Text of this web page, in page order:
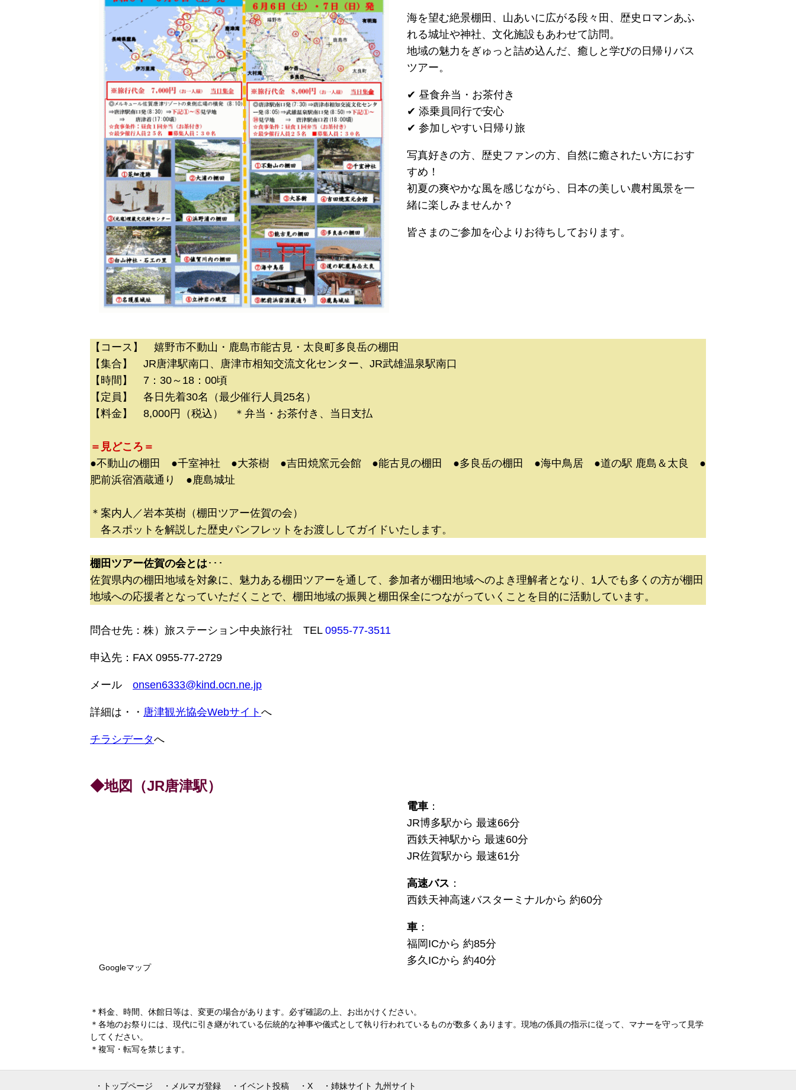
海を望む絶景棚田、山あいに広がる段々田、歴史ロマンあふ
れる城址や神社、文化施設もあわせて訪問。
地域の魅力をぎゅっと詰め込んだ、癒しと学びの日帰りバス
ツアー。
✔ 昼食弁当・お茶付き
✔ 添乗員同行で安心
✔ 参加しやすい日帰り旅
写真好きの方、歴史ファンの方、自然に癒されたい方におす
すめ！
初夏の爽やかな風を感じながら、日本の美しい農村風景を一
緒に楽しみませんか？
皆さまのご参加を心よりお待ちしております。
【コース】 嬉野市不動山・鹿島市能古見・太良町多良岳の棚田
【集合】 JR唐津駅南口、唐津市相知交流文化センター、JR武雄温泉駅南口
【時間】 7：30～18：00頃
【定員】 各日先着30名（最少催行人員25名）
【料金】 8,000円（税込） ＊弁当・お茶付き、当日支払
＝見どころ＝
●不動山の棚田 ●千室神社 ●大茶樹 ●吉田焼窯元会館 ●能古見の棚田 ●多良岳の棚田 ●海中鳥居 ●道の駅 鹿島＆太良 ●
肥前浜宿酒蔵通り ●鹿島城址
＊案内人／岩本英樹（棚田ツアー佐賀の会）
各スポットを解説した歴史パンフレットをお渡ししてガイドいたします。
棚田ツアー佐賀の会とは･･･
佐賀県内の棚田地域を対象に、魅力ある棚田ツアーを通して、参加者が棚田地域へのよき理解者となり、1人でも多くの方が棚田
地域への応援者となっていただくことで、棚田地域の振興と棚田保全につながっていくことを目的に活動しています。
問合せ先：株）旅ステーション中央旅行社 TEL 0955-77-3511
申込先：FAX 0955-77-2729
メール onsen6333@kind.ocn.ne.jp
詳細は・・ 唐津観光協会Webサイト へ
チラシデータへ
◆地図（JR唐津駅）
Googleマップ
電車 ：
JR博多駅から 最速66分
西鉄天神駅から 最速60分
JR佐賀駅から 最速61分
高速バス ：
西鉄天神高速バスターミナルから 約60分
車 ：
福岡ICから 約85分
多久ICから 約40分
＊料金、時間、休館日等は、変更の場合があります。必ず確認の上、お出かけください。
＊各地のお祭りには、現代に引き継がれている伝統的な神事や儀式として執り行われているものが数多くあります。現地の係員の指示に従って、マナーを守って見学
してください。
＊複写・転写を禁じます。
・トップページ ・メルマガ登録 ・イベント投稿 ・X ・姉妹サイト 九州サイト